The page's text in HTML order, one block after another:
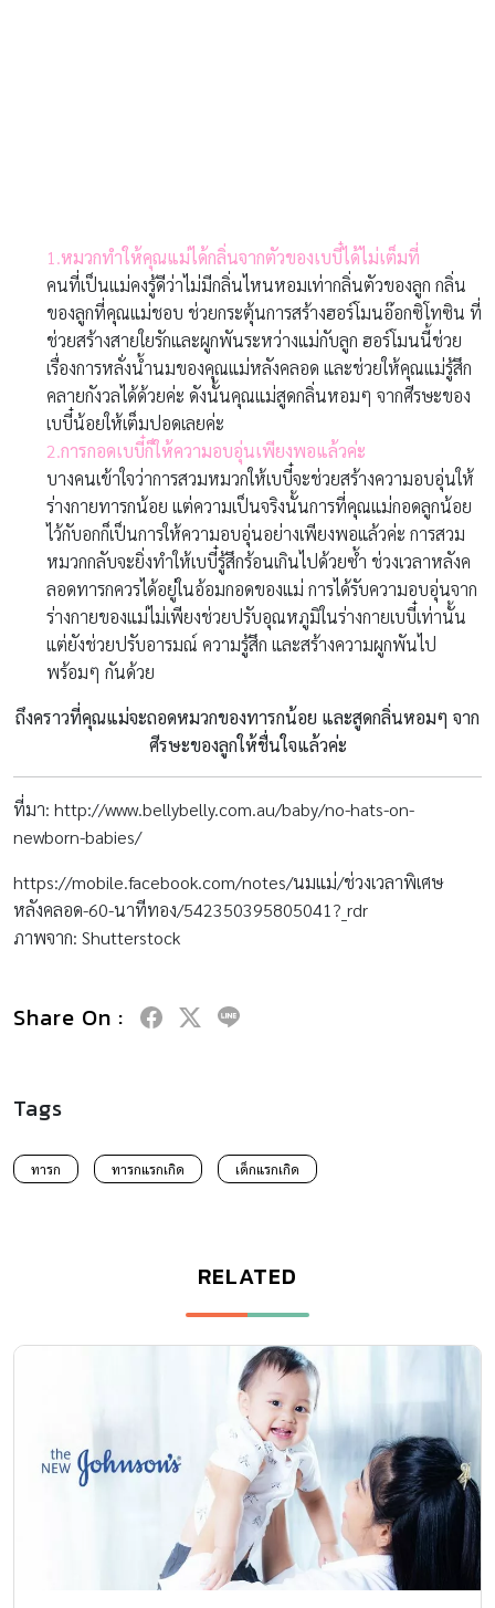
ไว้กับอกก็เป็นการให้ความอบอุ่นอย่างเพียงพอแล้วค่ะ การสวม
หมวกกลับจะยิ่งทำให้เบบี๋รู้สึกร้อนเกินไปด้วยซ้ำ ช่วงเวลาหลังค
ลอดทารกควรได้อยู่ในอ้อมกอดของแม่ การได้รับความอบอุ่นจาก
ร่างกายของแม่ไม่เพียงช่วยปรับอุณหภูมิในร่างกายเบบี๋เท่านั้น
แต่ยังช่วยปรับอารมณ์ ความรู้สึก และสร้างความผูกพันไป
พร้อมๆ กันด้วย
ถึงคราวที่คุณแม่จะถอดหมวกของทารกน้อย และสูดกลิ่นหอมๆ จาก
ศีรษะของลูกให้ชื่นใจแล้วค่ะ
ที่มา: http://www.bellybelly.com.au/baby/no-hats-on-
newborn-babies/
https://mobile.facebook.com/notes/นมแม่/ช่วงเวลาพิเศษ
หลังคลอด-60-นาทีทอง/542350395805041?_rdr
ภาพจาก: Shutterstock
Share On :
Tags
ทารก ทารกแรกเกิด เด็กแรกเกิด
RELATED
4 ส่วนผสมใน”สบู่เหลวอาบน้ำ และโลชั่น”อาจทำให้ผิวลูก
สบู่เหลวอาบน้ำ และโลชั่น ที่ใช้กันอยู่ทุกวัน คุณแม่รู้ไหมว่า ส่วนผสม
บางตัวในผลิตภัณฑ์ดูแลผิวเด็ก อาจจะทำให้เกิดการระคายเคืองได้ ดัง
นั้นเราควรเลือกใช้ผลิตภัณฑ์ต่างๆ ที่เหมาะสมกับช่วงวัยของลูกน้อยห
รือผลิตภัณฑ์สำหรับเด็กเท่านั้น พร้อมอ่านข้อมูลผลิตภัณฑ์ก่อนเลือกใช้